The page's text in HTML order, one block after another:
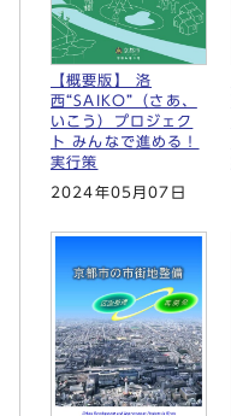
【概要版】 洛
西“SAIKO”（さあ、
いこう）プロジェク
ト みんなで進める！
実行策
2024年05月07日